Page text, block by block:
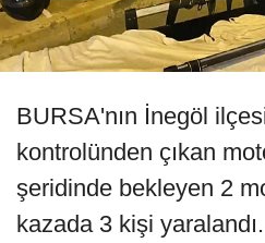
BURSA'nın İnegöl
kontrolünden çıkan
şeridinde bekleyen 2
kazada 3 kişi yaralandı.